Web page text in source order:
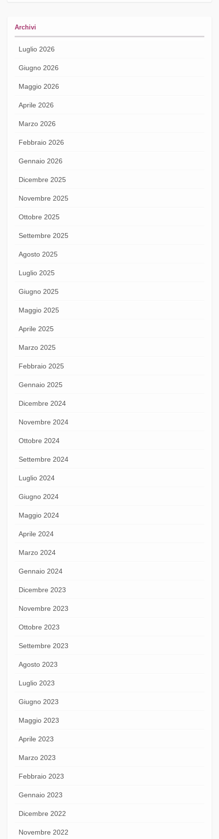
Archivi
Luglio 2026
Giugno 2026
Maggio 2026
Aprile 2026
Marzo 2026
Febbraio 2026
Gennaio 2026
Dicembre 2025
Novembre 2025
Ottobre 2025
Settembre 2025
Agosto 2025
Luglio 2025
Giugno 2025
Maggio 2025
Aprile 2025
Marzo 2025
Febbraio 2025
Gennaio 2025
Dicembre 2024
Novembre 2024
Ottobre 2024
Settembre 2024
Luglio 2024
Giugno 2024
Maggio 2024
Aprile 2024
Marzo 2024
Gennaio 2024
Dicembre 2023
Novembre 2023
Ottobre 2023
Settembre 2023
Agosto 2023
Luglio 2023
Giugno 2023
Maggio 2023
Aprile 2023
Marzo 2023
Febbraio 2023
Gennaio 2023
Dicembre 2022
Novembre 2022